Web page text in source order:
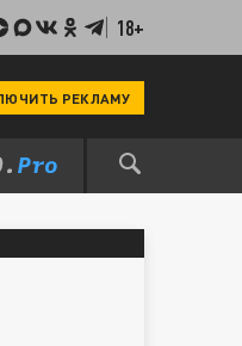
18+
РЕКЛАМУ